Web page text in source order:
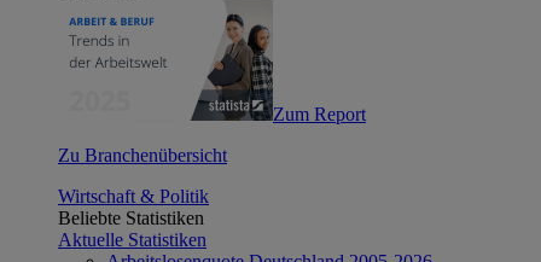
Zum Report
Zu Branchenübersicht
Wirtschaft & Politik
Beliebte Statistiken
Aktuelle Statistiken